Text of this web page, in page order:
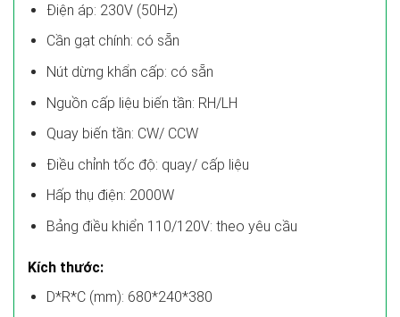
Điện áp: 230V (50Hz)
Cần gạt chính: có sẵn
Nút dừng khẩn cấp: có sẵn
Nguồn cấp liệu biến tần: RH/LH
Quay biến tần: CW/ CCW
Điều chỉnh tốc độ: quay/ cấp liệu
Hấp thụ điện: 2000W
Bảng điều khiển 110/120V: theo yêu cầu
Kích thước:
D*R*C (mm): 680*240*380